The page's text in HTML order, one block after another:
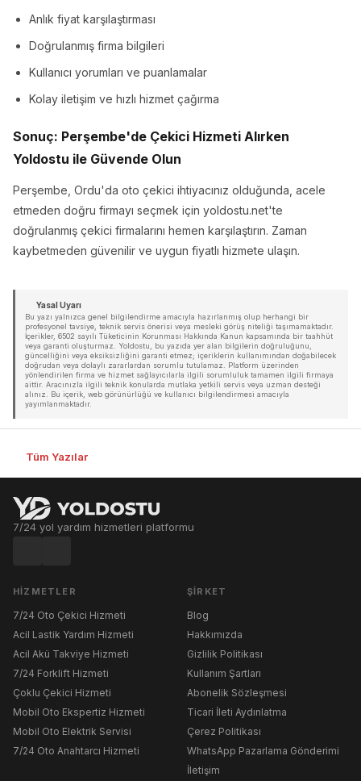
Anlık fiyat karşılaştırması
Doğrulanmış firma bilgileri
Kullanıcı yorumları ve puanlamalar
Kolay iletişim ve hızlı hizmet çağırma
Sonuç: Perşembe'de Çekici Hizmeti Alırken
Yoldostu ile Güvende Olun
Perşembe, Ordu'da oto çekici ihtiyacınız olduğunda, acele
etmeden doğru firmayı seçmek için yoldostu.net'te
doğrulanmış çekici firmalarını hemen karşılaştırın. Zaman
kaybetmeden güvenilir ve uygun fiyatlı hizmete ulaşın.
Yasal Uyarı
Bu yazı yalnızca genel bilgilendirme amacıyla hazırlanmış olup herhangi bir
profesyonel tavsiye, teknik servis önerisi veya mesleki görüş niteliği taşımamaktadır.
İçerikler, 6502 sayılı Tüketicinin Korunması Hakkında Kanun kapsamında bir taahhüt
veya garanti oluşturmaz. Yoldostu, bu yazıda yer alan bilgilerin doğruluğunu,
güncelliğini veya eksiksizliğini garanti etmez; içeriklerin kullanımından doğabilecek
doğrudan veya dolaylı zararlardan sorumlu tutulamaz. Platform üzerinden
yönlendirilen firma ve hizmet sağlayıcılarla ilgili sorumluluk tamamen ilgili firmaya
aittir. Aracınızla ilgili teknik konularda mutlaka yetkili servis veya uzman desteği
alınız. Bu içerik, web görünürlüğü ve kullanıcı bilgilendirmesi amacıyla
yayımlanmaktadır.
Tüm Yazılar
7/24 yol yardım hizmetleri platformu
HIZMETLER
7/24 Oto Çekici Hizmeti
Acil Lastik Yardım Hizmeti
Acil Akü Takviye Hizmeti
7/24 Forklift Hizmeti
Çoklu Çekici Hizmeti
Mobil Oto Ekspertiz Hizmeti
Mobil Oto Elektrik Servisi
7/24 Oto Anahtarcı Hizmeti
ŞIRKET
Blog
Hakkımızda
Gizlilik Politikası
Kullanım Şartları
Abonelik Sözleşmesi
Ticari İleti Aydınlatma
Çerez Politikası
WhatsApp Pazarlama Gönderimi
İletişim